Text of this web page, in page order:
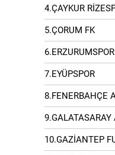
4.ÇAYKUR
5.ÇORUM FK
7.EYÜPSPOR
8.FENERBAHÇE
9.GALATASARAY
10.GAZİANTEP